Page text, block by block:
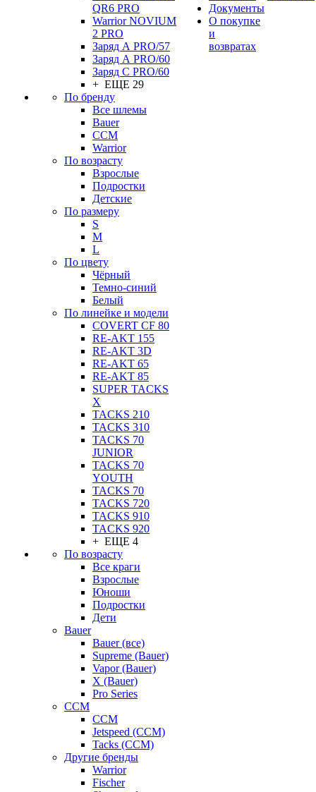
QR6 PRO
Warrior NOVIUM
2 PRO
Заряд А PRO/57
Заряд А PRO/60
Заряд С PRO/60
+ ЕЩЕ 29
По бренду
Все шлемы
Bauer
CCM
Warrior
По возрасту
Взрослые
Подростки
Детские
По размеру
S
M
L
По цвету
Чёрный
Темно-синий
Белый
По линейке и модели
COVERT CF 80
RE-AKT 155
RE-AKT 3D
RE-AKT 65
RE-AKT 85
SUPER TACKS
X
TACKS 210
TACKS 310
TACKS 70
JUNIOR
TACKS 70
YOUTH
TACKS 70
TACKS 720
TACKS 910
TACKS 920
+ ЕЩЕ 4
По возрасту
Все краги
Взрослые
Юноши
Подростки
Дети
Bauer
Bauer (все)
Supreme (Bauer)
Vapor (Bauer)
X (Bauer)
Pro Series
CCM
CCM
Jetspeed (CCM)
Tacks (CCM)
Другие бренды
Warrior
Fischer
Документы
О покупке
и
возвратах